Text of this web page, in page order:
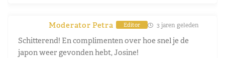
Moderator Petra Editor 3 jaren geleden
Schitterend! En complimenten over hoe snel je de
japon weer gevonden hebt, Josine!